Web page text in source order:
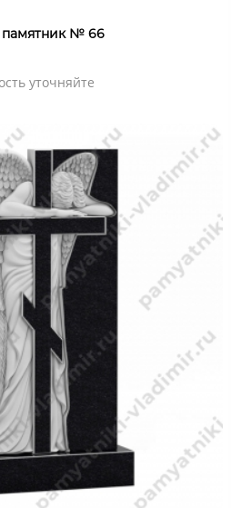
памятник № 66
уточняйте